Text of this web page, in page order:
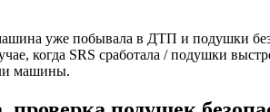
уже побывала в ДТП и подушки
когда SRS сработала / подушки
машины.